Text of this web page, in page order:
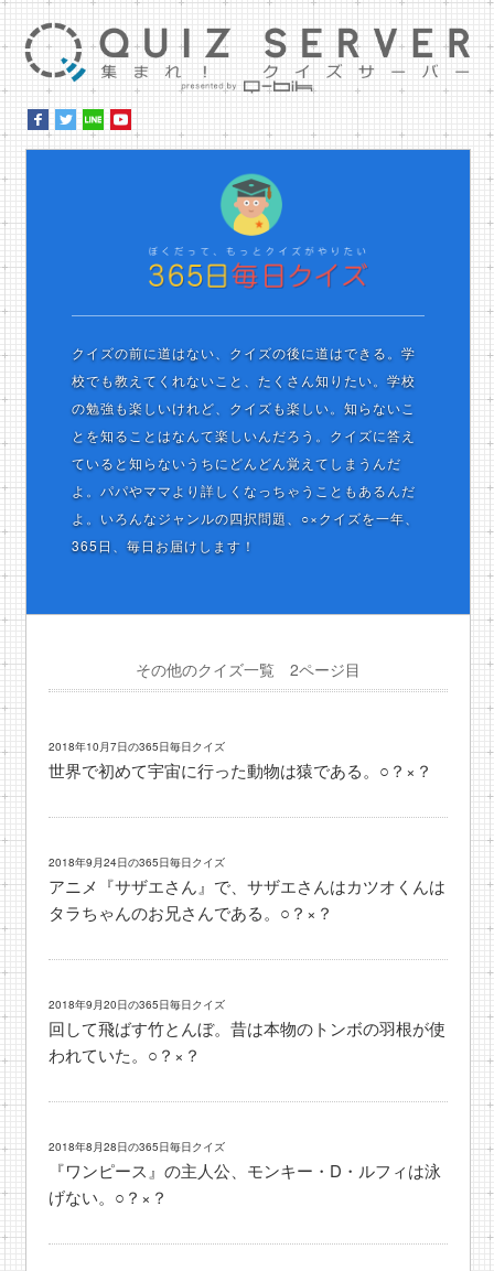
クイズの前に道はない、クイズの後に道はできる。学
校でも教えてくれないこと、たくさん知りたい。学校
の勉強も楽しいけれど、クイズも楽しい。知らないこ
とを知ることはなんて楽しいんだろう。クイズに答え
ていると知らないうちにどんどん覚えてしまうんだ
よ。パパやママより詳しくなっちゃうこともあるんだ
よ。いろんなジャンルの四択問題、○×クイズを一年、
365日、毎日お届けします！
その他のクイズ一覧 2ページ目
2018年10月7日の365日毎日クイズ
世界で初めて宇宙に行った動物は猿である。○？×？
2018年9月24日の365日毎日クイズ
アニメ『サザエさん』で、サザエさんはカツオくんは
タラちゃんのお兄さんである。○？×？
2018年9月20日の365日毎日クイズ
回して飛ばす竹とんぼ。昔は本物のトンボの羽根が使
われていた。○？×？
2018年8月28日の365日毎日クイズ
『ワンピース』の主人公、モンキー・D・ルフィは泳
げない。○？×？